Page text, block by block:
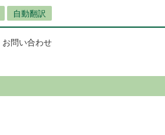
自動翻訳
お問い合わせ